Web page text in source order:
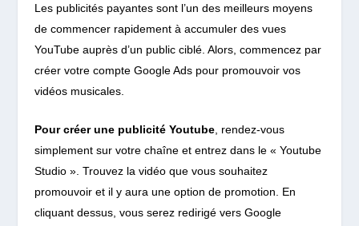
Les publicités payantes sont l’un des meilleurs moyens
de commencer rapidement à accumuler des vues
YouTube auprès d’un public ciblé. Alors, commencez par
créer votrecompte Google Ads pour promouvoir vos
vidéos musicales.
Pour créer une publicité Youtube, rendez-vous
simplement sur votre chaîne et entrez dans le « Youtube
Studio ». Trouvez la vidéo que vous souhaitez
promouvoir et il y aura une option de promotion. En
cliquant dessus, vous serez redirigé vers Google